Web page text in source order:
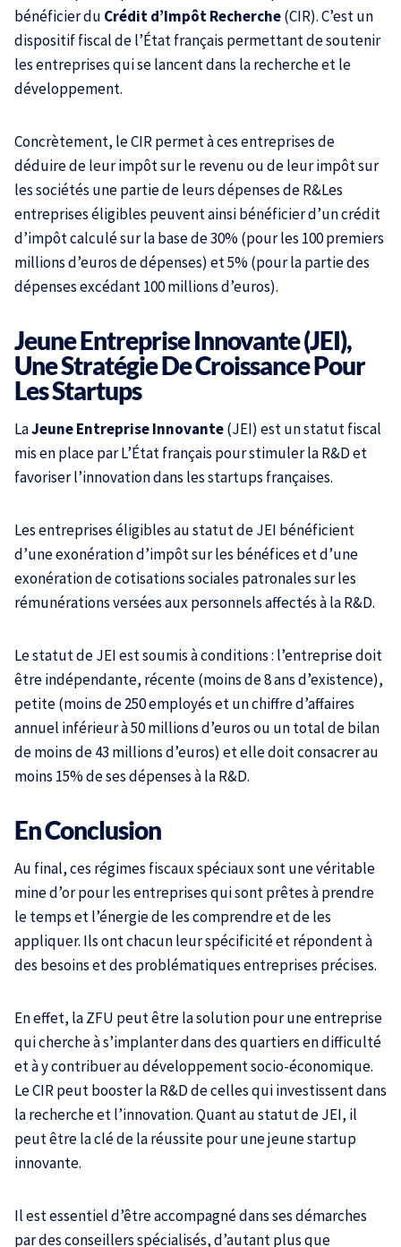
bénéficier du Crédit d’Impôt Recherche(CIR). C’est un
dispositif fiscal de l’État français permettant de soutenir
les entreprises qui se lancent dans la recherche et le
développement.
Concrètement, le CIR permet à ces entreprises de
déduire de leur impôt sur le revenu ou de leur impôt sur
les sociétés une partie de leurs dépenses de R&Les
entreprises éligibles peuvent ainsi bénéficier d’un crédit
d’impôt calculé sur la base de 30% (pour les 100 premiers
millions d’euros de dépenses) et 5% (pour la partie des
dépenses excédant 100 millions d’euros).
Jeune Entreprise Innovante (JEI),
Une Stratégie De Croissance Pour
Les Startups
LaJeune Entreprise Innovante(JEI) est un statut fiscal
mis en place par L’État français pour stimuler la R&D et
favoriser l’innovation dans les startups françaises.
Les entreprises éligibles au statut de JEI bénéficient
d’une exonération d’impôt sur les bénéfices et d’une
exonération de cotisations sociales patronales sur les
rémunérations versées aux personnels affectés à la R&D.
Le statut de JEI est soumis à conditions : l’entreprise doit
être indépendante, récente (moins de 8 ans d’existence),
petite (moins de 250 employés et un chiffre d’affaires
annuel inférieur à 50 millions d’euros ou un total de bilan
de moins de 43 millions d’euros) et elle doit consacrer au
moins 15% de ses dépenses à la R&D.
En Conclusion
Au final, ces régimes fiscaux spéciaux sont une véritable
mine d’or pour les entreprises qui sont prêtes à prendre
le temps et l’énergie de les comprendre et de les
appliquer. Ils ont chacun leur spécificité et répondent à
des besoins et des problématiques entreprises précises.
En effet, la ZFU peut être la solution pour une entreprise
qui cherche à s’implanter dans des quartiers en difficulté
et à y contribuer au développement socio-économique.
Le CIR peut booster la R&D de celles qui investissent dans
la recherche et l’innovation. Quant au statut de JEI, il
peut être la clé de la réussite pour une jeune startup
innovante.
Il est essentiel d’être accompagné dans ses démarches
par des conseillers spécialisés, d’autant plus que